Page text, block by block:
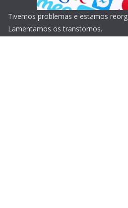
Tivemos problemas e estamos
Lamentamos os transtornos.